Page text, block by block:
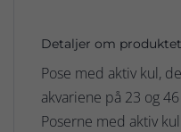
Detaljer om produktet
Pose med aktiv kul,
akvariene på 23 og
Poserne med aktiv